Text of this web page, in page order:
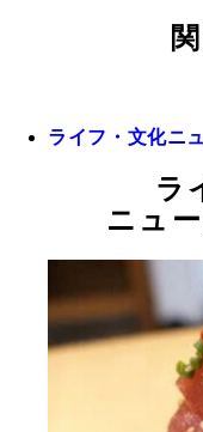
ライフ・文化ニ
ラ
ニュ